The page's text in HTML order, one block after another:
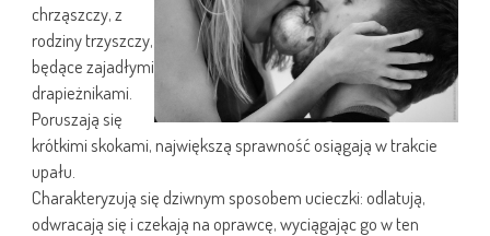
chrząszczy, z
rodziny trzyszczy,
będące zajadłymi
drapieżnikami.
Poruszają się
krótkimi skokami, największą sprawność osiągają w trakcie
upału.
Charakteryzują się dziwnym sposobem ucieczki: odlatują,
odwracają się i czekają na oprawcę, wyciągając go w ten